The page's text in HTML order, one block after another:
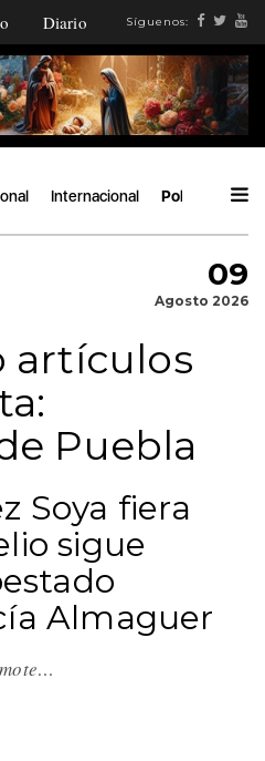
Diario Síguenos:
Internacional Política
09
Agosto 2026
artículos
Puebla
Soya fiera
sigue
Almaguer